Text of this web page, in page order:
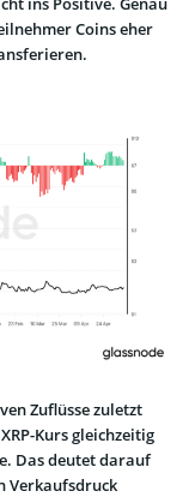
Coins eher
Zuflüsse zuletzt
Kurs gleichzeitig
Das deutet darauf
Verkaufsdruck